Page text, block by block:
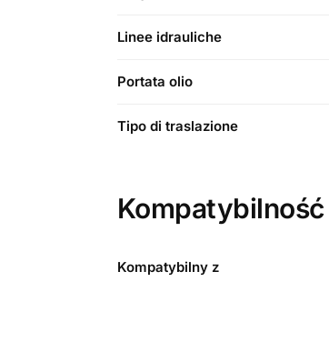
Linee idrauliche
Portata olio
Tipo di traslazione
Kompatybilność
Kompatybilny z